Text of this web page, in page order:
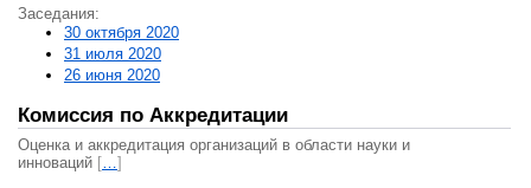
Заседания:
30 октября 2020
31 июля 2020
26 июня 2020
Комиссия по Аккредитации
Оценка и аккредитация организаций в области науки и
инноваций […]